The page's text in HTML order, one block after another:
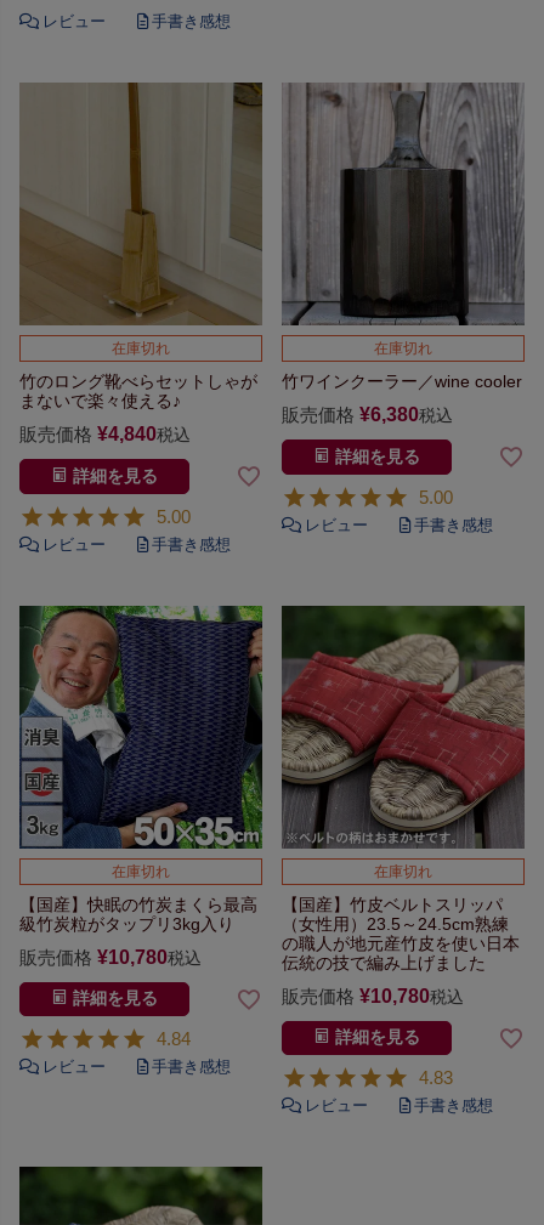
在庫切れ
竹のロング靴べらセット しゃが
まないで楽々使える♪
販売価格 ¥4,840税込
詳細を見る
5.00
在庫切れ
竹ワインクーラー／wine cooler
販売価格 ¥6,380税込
詳細を見る
5.00
在庫切れ
【国産】快眠の竹炭まくら最高
級竹炭粒がタップリ3kg入り
販売価格 ¥10,780税込
詳細を見る
4.84
在庫切れ
【国産】竹皮ベルトスリッパ
（女性用）23.5～24.5cm熟練
の職人が地元産竹皮を使い日本
伝統の技で編み上げました
販売価格 ¥10,780税込
詳細を見る
4.83